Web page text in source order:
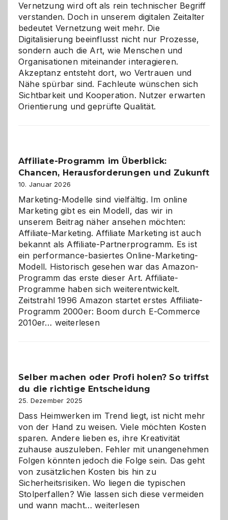
Vernetzung wird oft als rein technischer Begriff
verstanden. Doch in unserem digitalen Zeitalter
bedeutet Vernetzung weit mehr. Die
Digitalisierung beeinflusst nicht nur Prozesse,
sondern auch die Art, wie Menschen und
Organisationen miteinander interagieren.
Akzeptanz entsteht dort, wo Vertrauen und
Nähe spürbar sind. Fachleute wünschen sich
Sichtbarkeit und Kooperation. Nutzer erwarten
Orientierung und geprüfte Qualität.
Affiliate-Programm im Überblick:
Chancen, Herausforderungen und Zukunft
10. Januar 2026
Marketing-Modelle sind vielfältig. Im online
Marketing gibt es ein Modell, das wir in
unserem Beitrag näher ansehen möchten:
Affiliate-Marketing. Affiliate Marketing ist auch
bekannt als Affiliate-Partnerprogramm. Es ist
ein performance-basiertes Online-Marketing-
Modell. Historisch gesehen war das Amazon-
Programm das erste dieser Art. Affiliate-
Programme haben sich weiterentwickelt.
Zeitstrahl 1996 Amazon startet erstes Affiliate-
Programm 2000er: Boom durch E-Commerce
2010er… Affiliate-
Herausforderungen
und
Zukunft
weiterlesen
Selber machen oder Profi holen? So triffst
du die richtige Entscheidung
25. Dezember 2025
Dass Heimwerken im Trend liegt, ist nicht mehr
von der Hand zu weisen. Viele möchten Kosten
sparen. Andere lieben es, ihre Kreativität
zuhause auszuleben. Fehler mit unangenehmen
Folgen könnten jedoch die Folge sein. Das geht
von zusätzlichen Kosten bis hin zu
Sicherheitsrisiken. Wo liegen die typischen
Stolperfallen? Wie lassen sich diese vermeiden
und wann macht…Selber
weiterlesen